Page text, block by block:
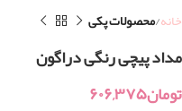
خانه محصولات پکی
مداد پیچی رنگی دراگون
تومان۶۰۶,۳۷۵